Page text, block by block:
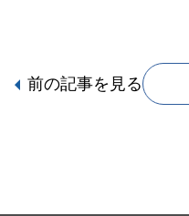
前の記事を見る